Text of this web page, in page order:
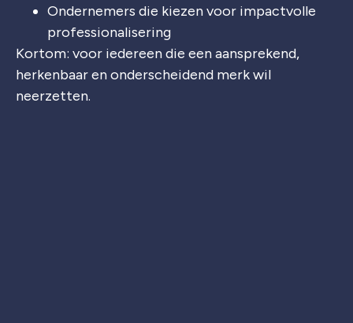
Ondernemers die kiezen voor impactvolle
professionalisering
Kortom: voor iedereen die een aansprekend,
herkenbaar en onderscheidend merk wil
neerzetten.